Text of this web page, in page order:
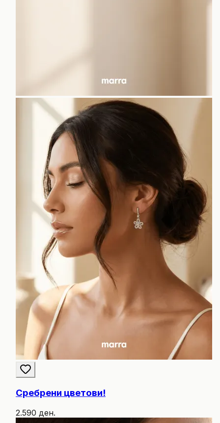
Сребрени цветови!
2.590 ден.